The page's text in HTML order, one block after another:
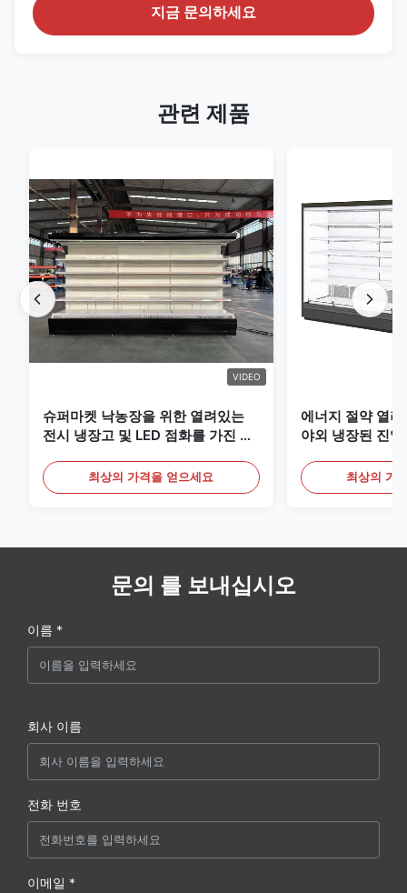
지금 문의하세요
관련 제품
VIDEO
슈퍼마켓 낙농장을 위한 열려있는
전시 냉장고 및 LED 점화를 가진 음
최상의 가격을 얻으세요
에너지 절약 열
야외 냉장된 진열
최상의 가
문의 를 보내십시오
이름 *
회사 이름
전화 번호
이메일 *